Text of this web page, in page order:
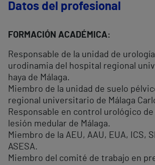
Datos del profesional
FORMACIÓN ACADÉMICA:
Responsable de la unidad de
urodinamia del hospital regional
haya de Málaga.
Miembro de la unidad de suelo
regional universitario de Málaga
Responsable en control urológico
lesión medular de Málaga.
Miembro de la AEU, AAU, EUA, ICS,
ASESA.
Miembro del comité de trabajo en